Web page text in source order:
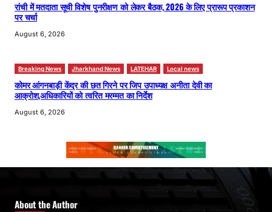
रांची में मतदाता सूची विशेष पुनरीक्षण को लेकर बैठक, 2026 के लिए प्रारूप प्रकाशन
पर चर्चा
August 6, 2026
Breaking News Jharkhand News LATEHAR Local news
कोमर आंगनबाड़ी केंद्र की छत गिरने पर जिप उपाध्यक्ष अनीता देवी का
आक्रोश,अधिकारियों को त्वरित मरम्मत का निर्देश
August 6, 2026
About the Author